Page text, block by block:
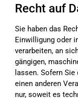
Recht auf
Sie haben das
Einwilligung oder
verarbeiten, an
gängigen,
lassen. Sofern
einen anderen
nur, soweit es